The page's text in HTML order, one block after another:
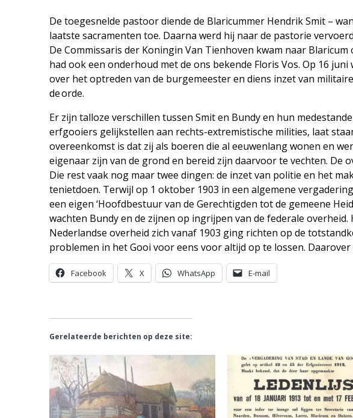
De toegesnelde pastoor diende de Blaricummer Hendrik Smit –
laatste sacramenten toe. Daarna werd hij naar de pastorie
De Commissaris der Koningin Van Tienhoven kwam naar
had ook een onderhoud met de ons bekende Floris Vos. Op 16
over het optreden van de burgemeester en diens inzet van
de orde.
Er zijn talloze verschillen tussen Smit en Bundy en hun
erfgooiers gelijkstellen aan rechts-extremistische milities, laat
overeenkomst is dat zij als boeren die al eeuwenlang wonen en
eigenaar zijn van de grond en bereid zijn daarvoor te vechten. De
Die rest vaak nog maar twee dingen: de inzet van politie en het
tenietdoen. Terwijl op 1 oktober 1903 in een algemene
een eigen ‘Hoofdbestuur van de Gerechtigden tot de gemeene
wachten Bundy en de zijnen op ingrijpen van de federale
Nederlandse overheid zich vanaf 1903 ging richten op de
problemen in het Gooi voor eens voor altijd op te lossen. Daarover
Facebook X WhatsApp E-mail
Gerelateerde berichten op deze site: